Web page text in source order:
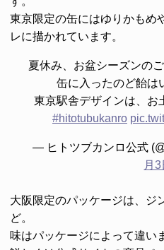
東京限定の缶にはゆりかもめ
レに描かれています。
夏休み、お盆シーズンの
缶に入ったのど飴は
東京駅舎デザインは、お
#hitotubukanro
— ヒトツブカンロ公式
月3
大阪限定のパッケージは、ジ
ど。
味はパッケージによって違い